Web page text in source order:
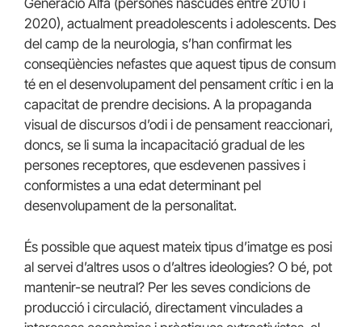
2020), actualment preadolescents i adolescents. Des
del camp de la neurologia, s’han confirmat les
conseqüències nefastes que aquest tipus de consum
té en el desenvolupament del pensament crític i en la
capacitat de prendre decisions. A la propaganda
visual de discursos d’odi i de pensament reaccionari,
doncs, se li suma la incapacitació gradual de les
persones receptores, que esdevenen passives i
conformistes a una edat determinant pel
desenvolupament de la personalitat.
És possible que aquest mateix tipus d’imatge es posi
al servei d’altres usos o d’altres ideologies? O bé, pot
mantenir-se neutral? Per les seves condicions de
producció i circulació, directament vinculades a